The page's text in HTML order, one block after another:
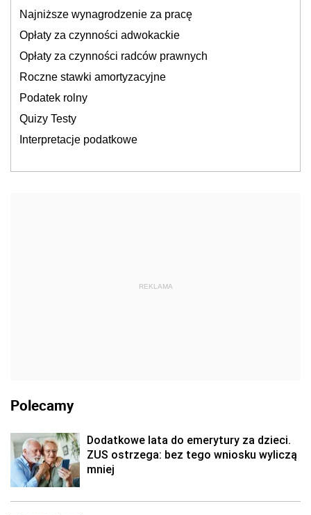
Najniższe wynagrodzenie za pracę
Opłaty za czynności adwokackie
Opłaty za czynności radców prawnych
Roczne stawki amortyzacyjne
Podatek rolny
Quizy Testy
Interpretacje podatkowe
REKLAMA
Polecamy
Dodatkowe lata do emerytury za dzieci.
ZUS ostrzega: bez tego wniosku wyliczą
mniej